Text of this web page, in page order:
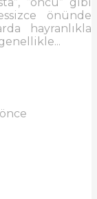
önünde
hayranlıkla